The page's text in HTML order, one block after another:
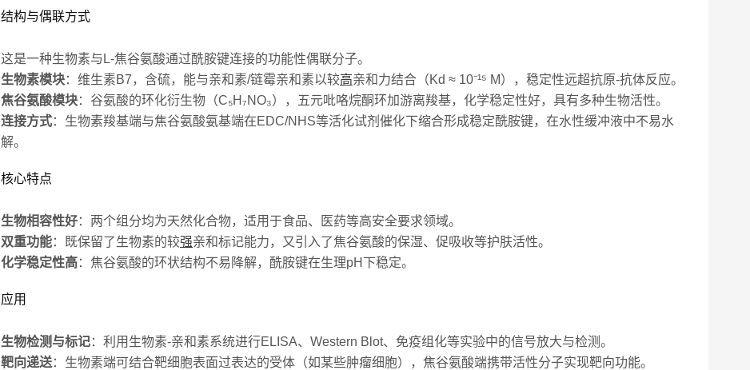
结构与偶联方式
这是一种生物素与L-焦谷氨酸通过酰胺键连接的功能性偶联分子。
生物素模块：维生素B7，含硫，能与亲和素/链霉亲和素以较高亲和力结合（Kd ≈ 10⁻¹⁵ M），稳定性远超抗原-抗体反应。
焦谷氨酸模块：谷氨酸的环化衍生物（C₅H₇NO₃），五元吡咯烷酮环加游离羧基，化学稳定性好，具有多种生物活性。
连接方式：生物素羧基端与焦谷氨酸氨基端在EDC/NHS等活化试剂催化下缩合形成稳定酰胺键，在水性缓冲液中不易水
解。
核心特点
生物相容性好：两个组分均为天然化合物，适用于食品、医药等高安全要求领域。
双重功能：既保留了生物素的较强亲和标记能力，又引入了焦谷氨酸的保湿、促吸收等护肤活性。
化学稳定性高：焦谷氨酸的环状结构不易降解，酰胺键在生理pH下稳定。
应用
生物检测与标记：利用生物素-亲和素系统进行ELISA、Western Blot、免疫组化等实验中的信号放大与检测。
靶向递送：生物素端可结合靶细胞表面过表达的受体（如某些肿瘤细胞），焦谷氨酸端携带活性分子实现靶向功能。